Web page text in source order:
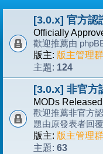
[3.0.x] 官方認
Officially
歡迎推薦由
版主: 版主管理群
主題: 124
[3.0.x] 非官方
MODs
歡迎推薦非官方
題由原發表者回覆
版主: 版主管理群
主題: 63